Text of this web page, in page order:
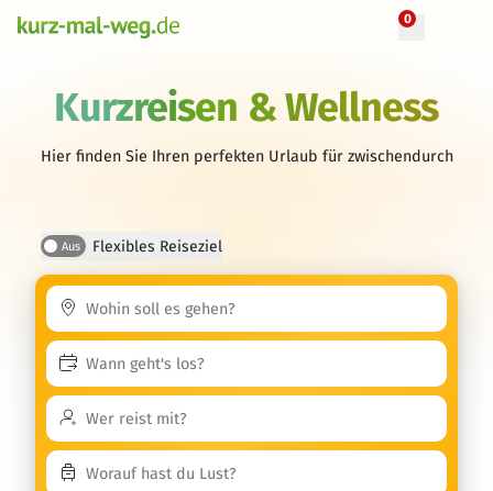
0
Kurzreisen & Wellness
Hier finden Sie Ihren perfekten Urlaub für zwischendurch
Aus Flexibles Reiseziel